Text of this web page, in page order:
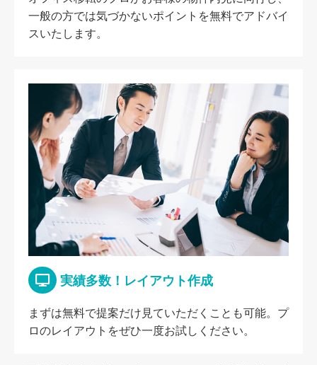
一般の方では気づかないポイントを無料でアドバイ
スいたします。
実績多数！レイアウト作成
まずは無料で提案だけ見ていただくことも可能。プ
ロのレイアウトをぜひ一度お試しください。